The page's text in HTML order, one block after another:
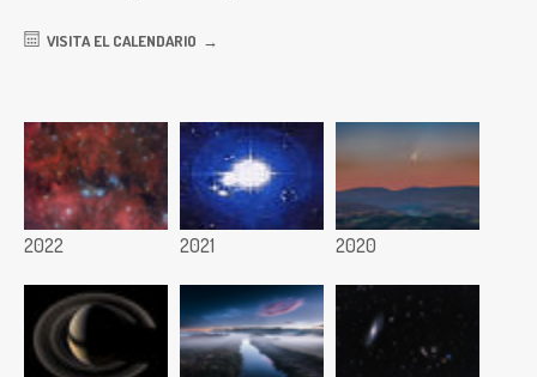
VISITA EL CALENDARIO
2022 2021 2020